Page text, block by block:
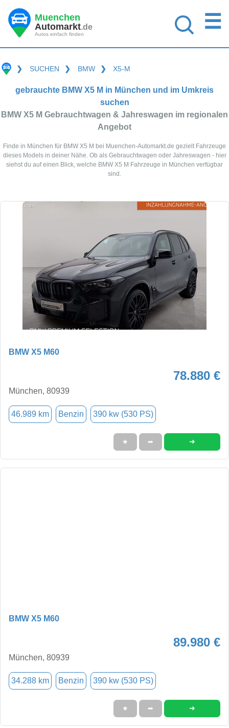
Muenchen
Automarkt.de
Autos einfach finden
☰
❯ SUCHEN ❯ BMW ❯ X5-M
gebrauchte BMW X5 M in München und im Umkreis
suchen
BMW X5 M Gebrauchtwagen & Jahreswagen im regionalen
Angebot
Finde in München für BMW X5 M bei Muenchen-Automarkt.de gezielt Fahrzeuge
dieses Models in deiner Nähe. Ob als Gebrauchtwagen oder Jahreswagen - hier
siehst du auf einen Blick, welche BMW X5 M Fahrzeuge in München verfügbar
sind.
BMW X5 M60
78.880 €
München, 80939
46.989 km Benzin 390 kw (530 PS)
★ ➦ ➜
BMW X5 M60
89.980 €
München, 80939
34.288 km Benzin 390 kw (530 PS)
★ ➦ ➜